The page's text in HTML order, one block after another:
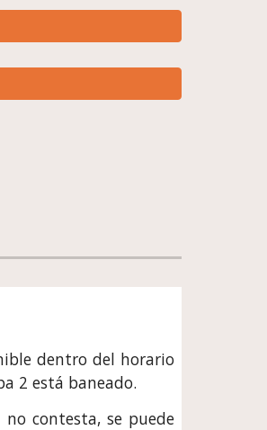
dentro del horario
2 está baneado.
contesta, se puede